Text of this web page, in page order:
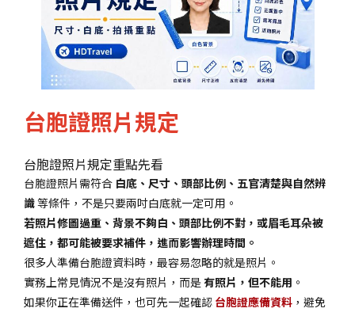
台胞證照片規定
台胞證照片規定重點先看
台胞證照片需符合 白底、尺寸、頭部比例、五官清楚與自然辨
識等條件，不是只要兩吋白底就一定可用。
若照片修圖過重、背景不夠白、頭部比例不對，或眉毛耳朵被
遮住，都可能被要求補件，進而影響辦理時間。
很多人準備台胞證資料時，最容易忽略的就是照片。
實務上常見情況不是沒有照片，而是 有照片，但不能用 。
如果你正在準備送件，也可先一起確認 台胞證應備資料 ，避免